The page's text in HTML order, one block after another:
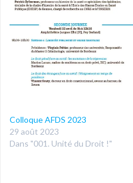
Colloque AFDS 2023
29 août 2023
Dans "001. Unité du Droit !"